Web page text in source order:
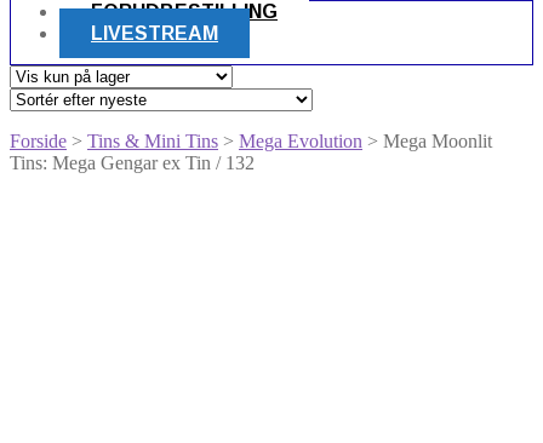
FORUDBESTILLING
LIVESTREAM
Forside > Tins & Mini Tins > Mega Evolution > Mega Moonlit
Tins: Mega Gengar ex Tin / 132